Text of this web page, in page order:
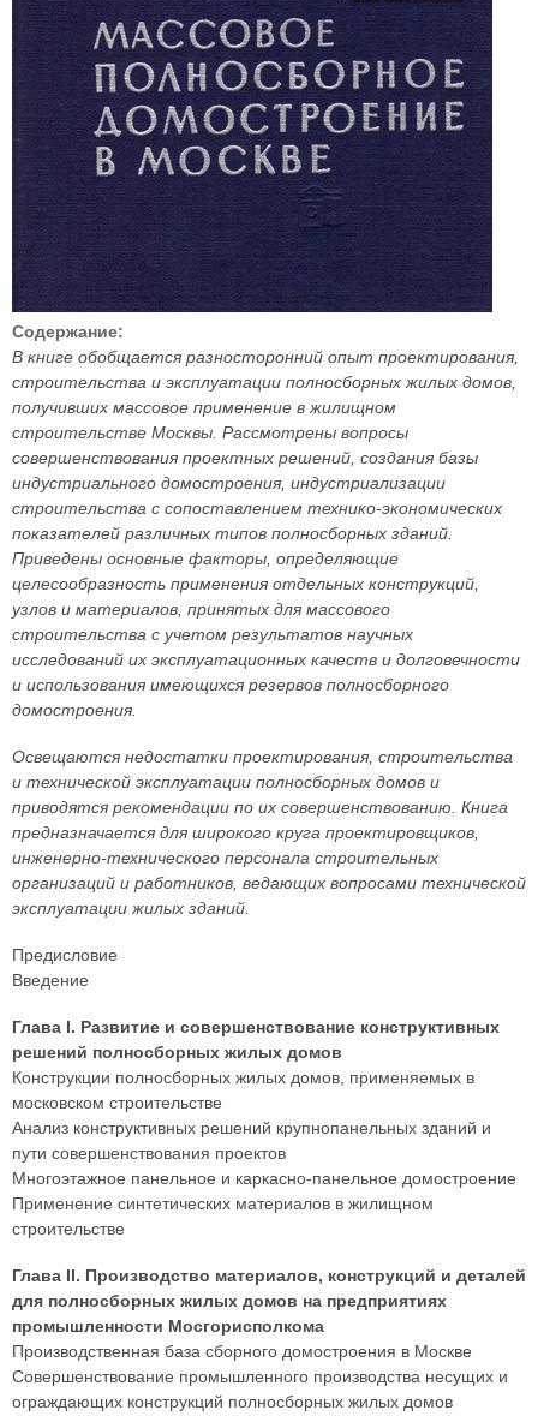
Содержание:
В книге обобщается разносторонний опыт проектирования,
строительства и эксплуатации полносборных жилых домов,
получивших массовое применение в жилищном
строительстве Москвы. Рассмотрены вопросы
совершенствования проектных решений, создания базы
индустриального домостроения, индустриализации
строительства с сопоставлением технико-экономических
показателей различных типов полносборных зданий.
Приведены основные факторы, определяющие
целесообразность применения отдельных конструкций,
узлов и материалов, принятых для массового
строительства с учетом результатов научных
исследований их эксплуатационных качеств и долговечности
и использования имеющихся резервов полносборного
домостроения.
Освещаются недостатки проектирования, строительства
и технической эксплуатации полносборных домов и
приводятся рекомендации по их совершенствованию. Книга
предназначается для широкого круга проектировщиков,
инженерно-технического персонала строительных
организаций и работников, ведающих вопросами технической
эксплуатации жилых зданий.
Предисловие
Введение
Глава I. Развитие и совершенствование конструктивных
решений полносборных жилых домов
Конструкции полносборных жилых домов, применяемых в
московском строительстве
Анализ конструктивных решений крупнопанельных зданий и
пути совершенствования проектов
Многоэтажное панельное и каркасно-панельное домостроение
Применение синтетических материалов в жилищном
строительстве
Глава II. Производство материалов, конструкций и деталей
для полносборных жилых домов на предприятиях
промышленности Мосгорисполкома
Производственная база сборного домостроения в Москве
Совершенствование промышленного производства несущих и
ограждающих конструкций полносборных жилых домов